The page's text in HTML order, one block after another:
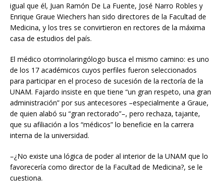
igual que él, Juan Ramón De La Fuente, José Narro Robles y
Enrique Graue Wiechers han sido directores de la Facultad de
Medicina, y los tres se convirtieron en rectores de la máxima
casa de estudios del país.
El médico otorrinolaringólogo busca el mismo camino: es uno
de los 17 académicos cuyos perfiles fueron seleccionados
para participar en el proceso de sucesión de la rectoría de la
UNAM. Fajardo insiste en que tiene “un gran respeto, una gran
administración” por sus antecesores –especialmente a Graue,
de quien alabó su “gran rectorado”–, pero rechaza, tajante,
que su afiliación a los “médicos” lo beneficie en la carrera
interna de la universidad.
–¿No existe una lógica de poder al interior de la UNAM que lo
favorecería como director de la Facultad de Medicina?, se le
cuestiona.